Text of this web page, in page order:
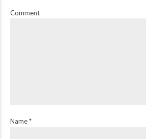
Comment
Name *